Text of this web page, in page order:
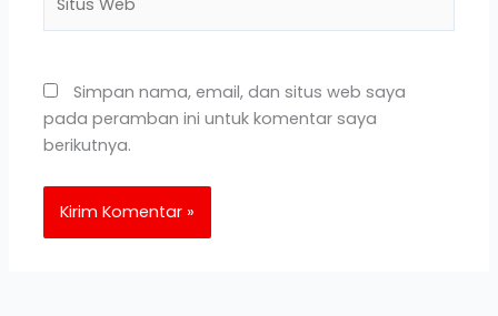
Web
Simpan nama, email, dan situs web saya
pada peramban ini untuk komentar saya
berikutnya.